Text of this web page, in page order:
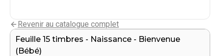
Revenir au catalogue complet
Feuille 15 timbres - Naissance - Bienvenue
(Bébé)